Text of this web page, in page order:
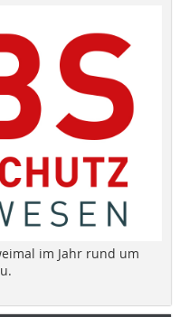
im Jahr rund um